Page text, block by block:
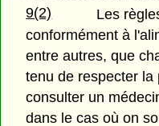
9(2)
Les
conformément à
entre autres, que
tenu de respecter
consulter un
dans le cas où on